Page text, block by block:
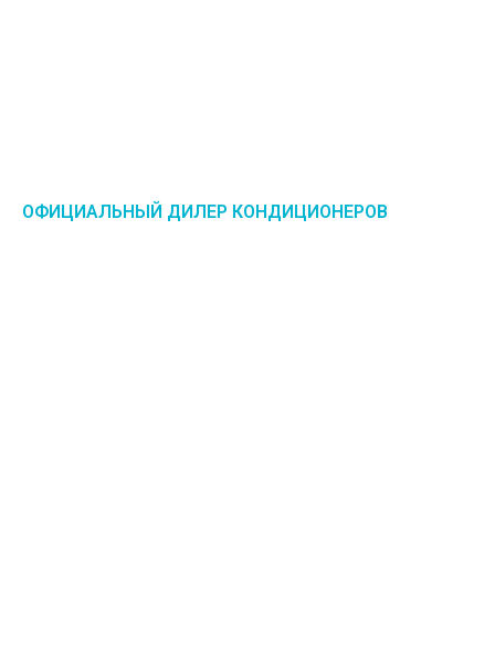
ОФИЦИАЛЬНЫЙ ДИЛЕР КОНДИЦИОНЕРОВ